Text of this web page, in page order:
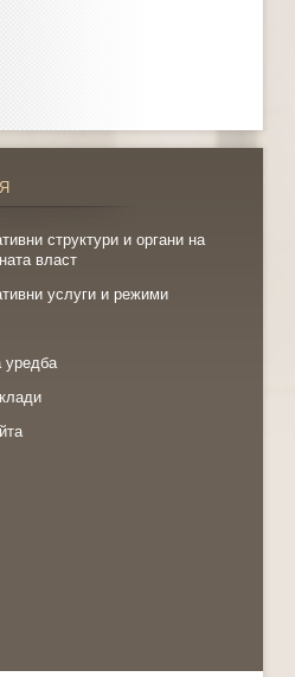
структури и органи на
власт
услуги и режими
уредба